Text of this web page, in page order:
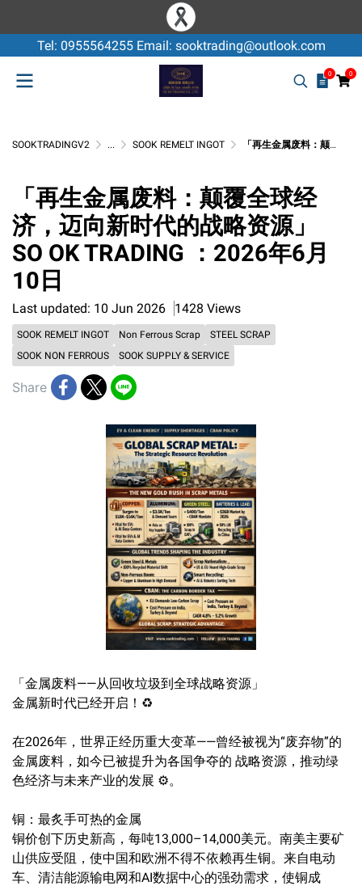
Tel: 0955564255 Email: sooktrading@outlook.com
0 0
SOOKTRADINGV2 ... SOOK REMELT INGOT 「再生金属废料：颠覆全球经济，迈向新时代的战略资源」 SO OK TRADING ：2026年6月10日
「再生金属废料：颠覆全球经
济，迈向新时代的战略资源」
SO OK TRADING ：2026年6月
10日
Last updated: 10 Jun 2026 1428 Views
SOOK REMELT INGOT Non Ferrous Scrap
STEEL SCRAP
SOOK NON FERROUS
SOOK SUPPLY & SERVICE
Share
「金属废料——从回收垃圾到全球战略资源」
金属新时代已经开启！♻️
在2026年，世界正经历重大变革——曾经被视为“废弃物”的
金属废料，如今已被提升为各国争夺的 战略资源，推动绿
色经济与未来产业的发展 ⚙️。
铜：最炙手可热的金属
铜价创下历史新高，每吨13,000–14,000美元。南美主要矿
山供应受阻，使中国和欧洲不得不依赖再生铜。来自电动
车、清洁能源输电网和AI数据中心的强劲需求，使铜成